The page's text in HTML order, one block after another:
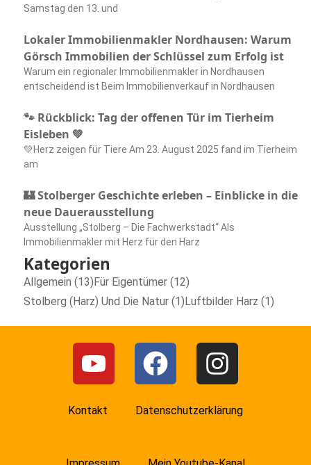
Samstag den 13. und
Lokaler Immobilienmakler Nordhausen: Warum
Görsch Immobilien der Schlüssel zum Erfolg ist
Warum ein regionaler Immobilienmakler in Nordhausen
entscheidend ist Beim Immobilienverkauf in Nordhausen
🐾 Rückblick: Tag der offenen Tür im Tierheim
Eisleben 💚
💚Herz zeigen für Tiere Am 23. August 2025 fand im Tierheim
am
🏰 Stolberger Geschichte erleben – Einblicke in die
neue Dauerausstellung
Ausstellung „Stolberg – Die Fachwerkstadt“ Als
Immobilienmakler mit Herz für den Harz
Kategorien
Allgemein (13)Für Eigentümer (12)
Stolberg (Harz) Und Die Natur (1)Luftbilder Harz (1)
Kontakt Datenschutzerklärung